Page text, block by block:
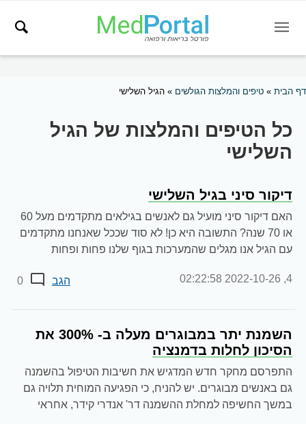
דף הבית » טיפים והמלצות הגולשים » הגיל השלישי
כל הטיפים והמלצות של הגיל
השלישי
דיקור סיני בגיל השלישי
האם דיקור סיני מועיל גם לאנשים בגילאים מתקדמים מעל 60
או 70 שנה? התשובה היא כן! לא סוד שככל שאנחנו מתקדמים
עם הגיל אנו מגלים שהמערכות בגוף שלנו פחות ופחות
4,
2022-10-26 02:22:58 הגב 0
השמנת יתר במבוגרים מעלה ב- 300% את
הסיכון לחלות בדמנציה
התפרסם מחקר חדש המדגיש את חשיבות הטיפול בהשמנה
גם באנשים מבוגרים. יש להניח, כי הפגיעה המוחית תלויה גם
במשך החשיפה למחלת ההשמנה דר' אנדרי קידר, אחראי